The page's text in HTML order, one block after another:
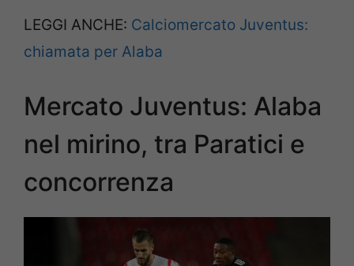
LEGGI ANCHE: Calciomercato Juventus:
chiamata per Alaba
Mercato Juventus: Alaba
nel mirino, tra Paratici e
concorrenza